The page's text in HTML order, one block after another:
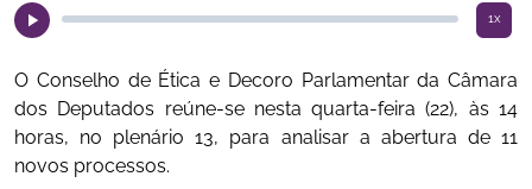
1x
O Conselho de Ética e Decoro Parlamentar da Câmara
dos Deputados reúne-se nesta quarta-feira (22), às 14
horas, no plenário 13, para analisar a abertura de 11
novos processos.